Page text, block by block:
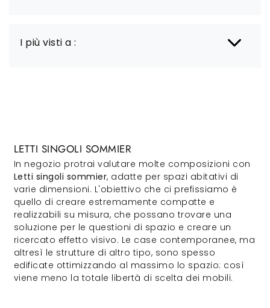
I più visti a :
LETTI SINGOLI SOMMIER
In negozio protrai valutare molte composizioni con
Letti singoli sommier, adatte per spazi abitativi di
varie dimensioni. L'obiettivo che ci prefissiamo è
quello di creare estremamente compatte e
realizzabili su misura, che possano trovare una
soluzione per le questioni di spazio e creare un
ricercato effetto visivo. Le case contemporanee, ma
altresì le strutture di altro tipo, sono spesso
edificate ottimizzando al massimo lo spazio: così
viene meno la totale libertà di scelta dei mobili.